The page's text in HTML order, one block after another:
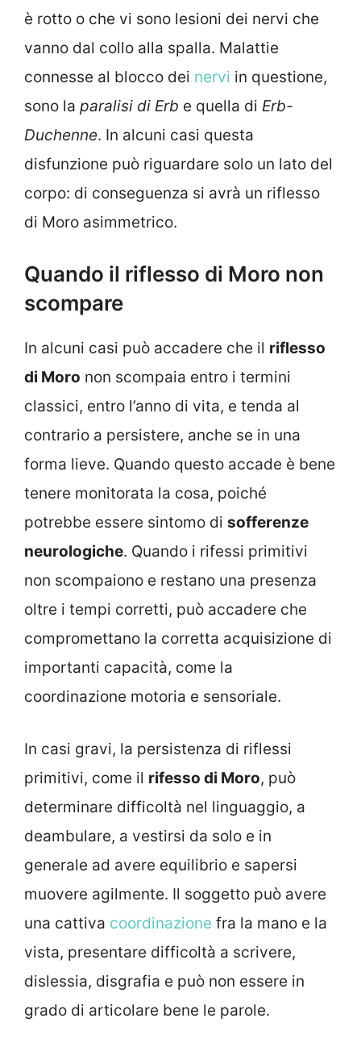
è rotto o che vi sono lesioni dei nervi che
vanno dal collo alla spalla. Malattie
connesse al blocco dei nervi in questione,
sono la paralisi di Erb e quella di Erb-
Duchenne. In alcuni casi questa
disfunzione può riguardare solo un lato del
corpo: di conseguenza si avrà un riflesso
di Moro asimmetrico.
Quando il riflesso di Moro non
scompare
In alcuni casi può accadere che il riflesso
di Moro non scompaia entro i termini
classici, entro l’anno di vita, e tenda al
contrario a persistere, anche se in una
forma lieve. Quando questo accade è bene
tenere monitorata la cosa, poiché
potrebbe essere sintomo di sofferenze
neurologiche. Quando i rifessi primitivi
non scompaiono e restano una presenza
oltre i tempi corretti, può accadere che
compromettano la corretta acquisizione di
importanti capacità, come la
coordinazione motoria e sensoriale.
In casi gravi, la persistenza di riflessi
primitivi, come il rifesso di Moro, può
determinare difficoltà nel linguaggio, a
deambulare, a vestirsi da solo e in
generale ad avere equilibrio e sapersi
muovere agilmente. Il soggetto può avere
una cattiva coordinazione fra la mano e la
vista, presentare difficoltà a scrivere,
dislessia, disgrafia e può non essere in
grado di articolare bene le parole.